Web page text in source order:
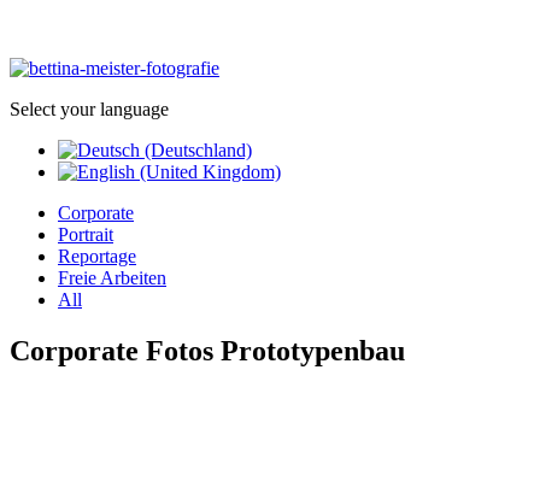
Select your language
Corporate
Portrait
Reportage
Freie Arbeiten
All
Corporate Fotos Prototypenbau